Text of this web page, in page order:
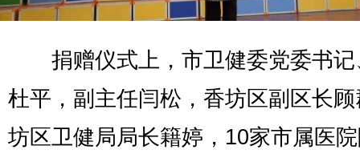
捐赠仪式上，市卫健委党委书记
杜平，副主任闫松，香坊区副区长
坊区卫健局局长籍婷，10家市属医